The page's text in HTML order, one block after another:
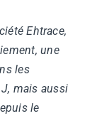
Ehtrace,
une
les
mais aussi
le